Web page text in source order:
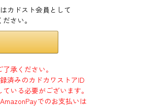
カドスト会員として
さい。
承ください。
済みのカドカワストアID
いる必要がございます。
でのお支払いは